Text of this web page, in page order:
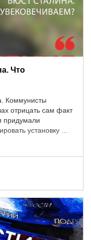
Что
Коммунисты
отрицать сам факт
придумали
установку ...